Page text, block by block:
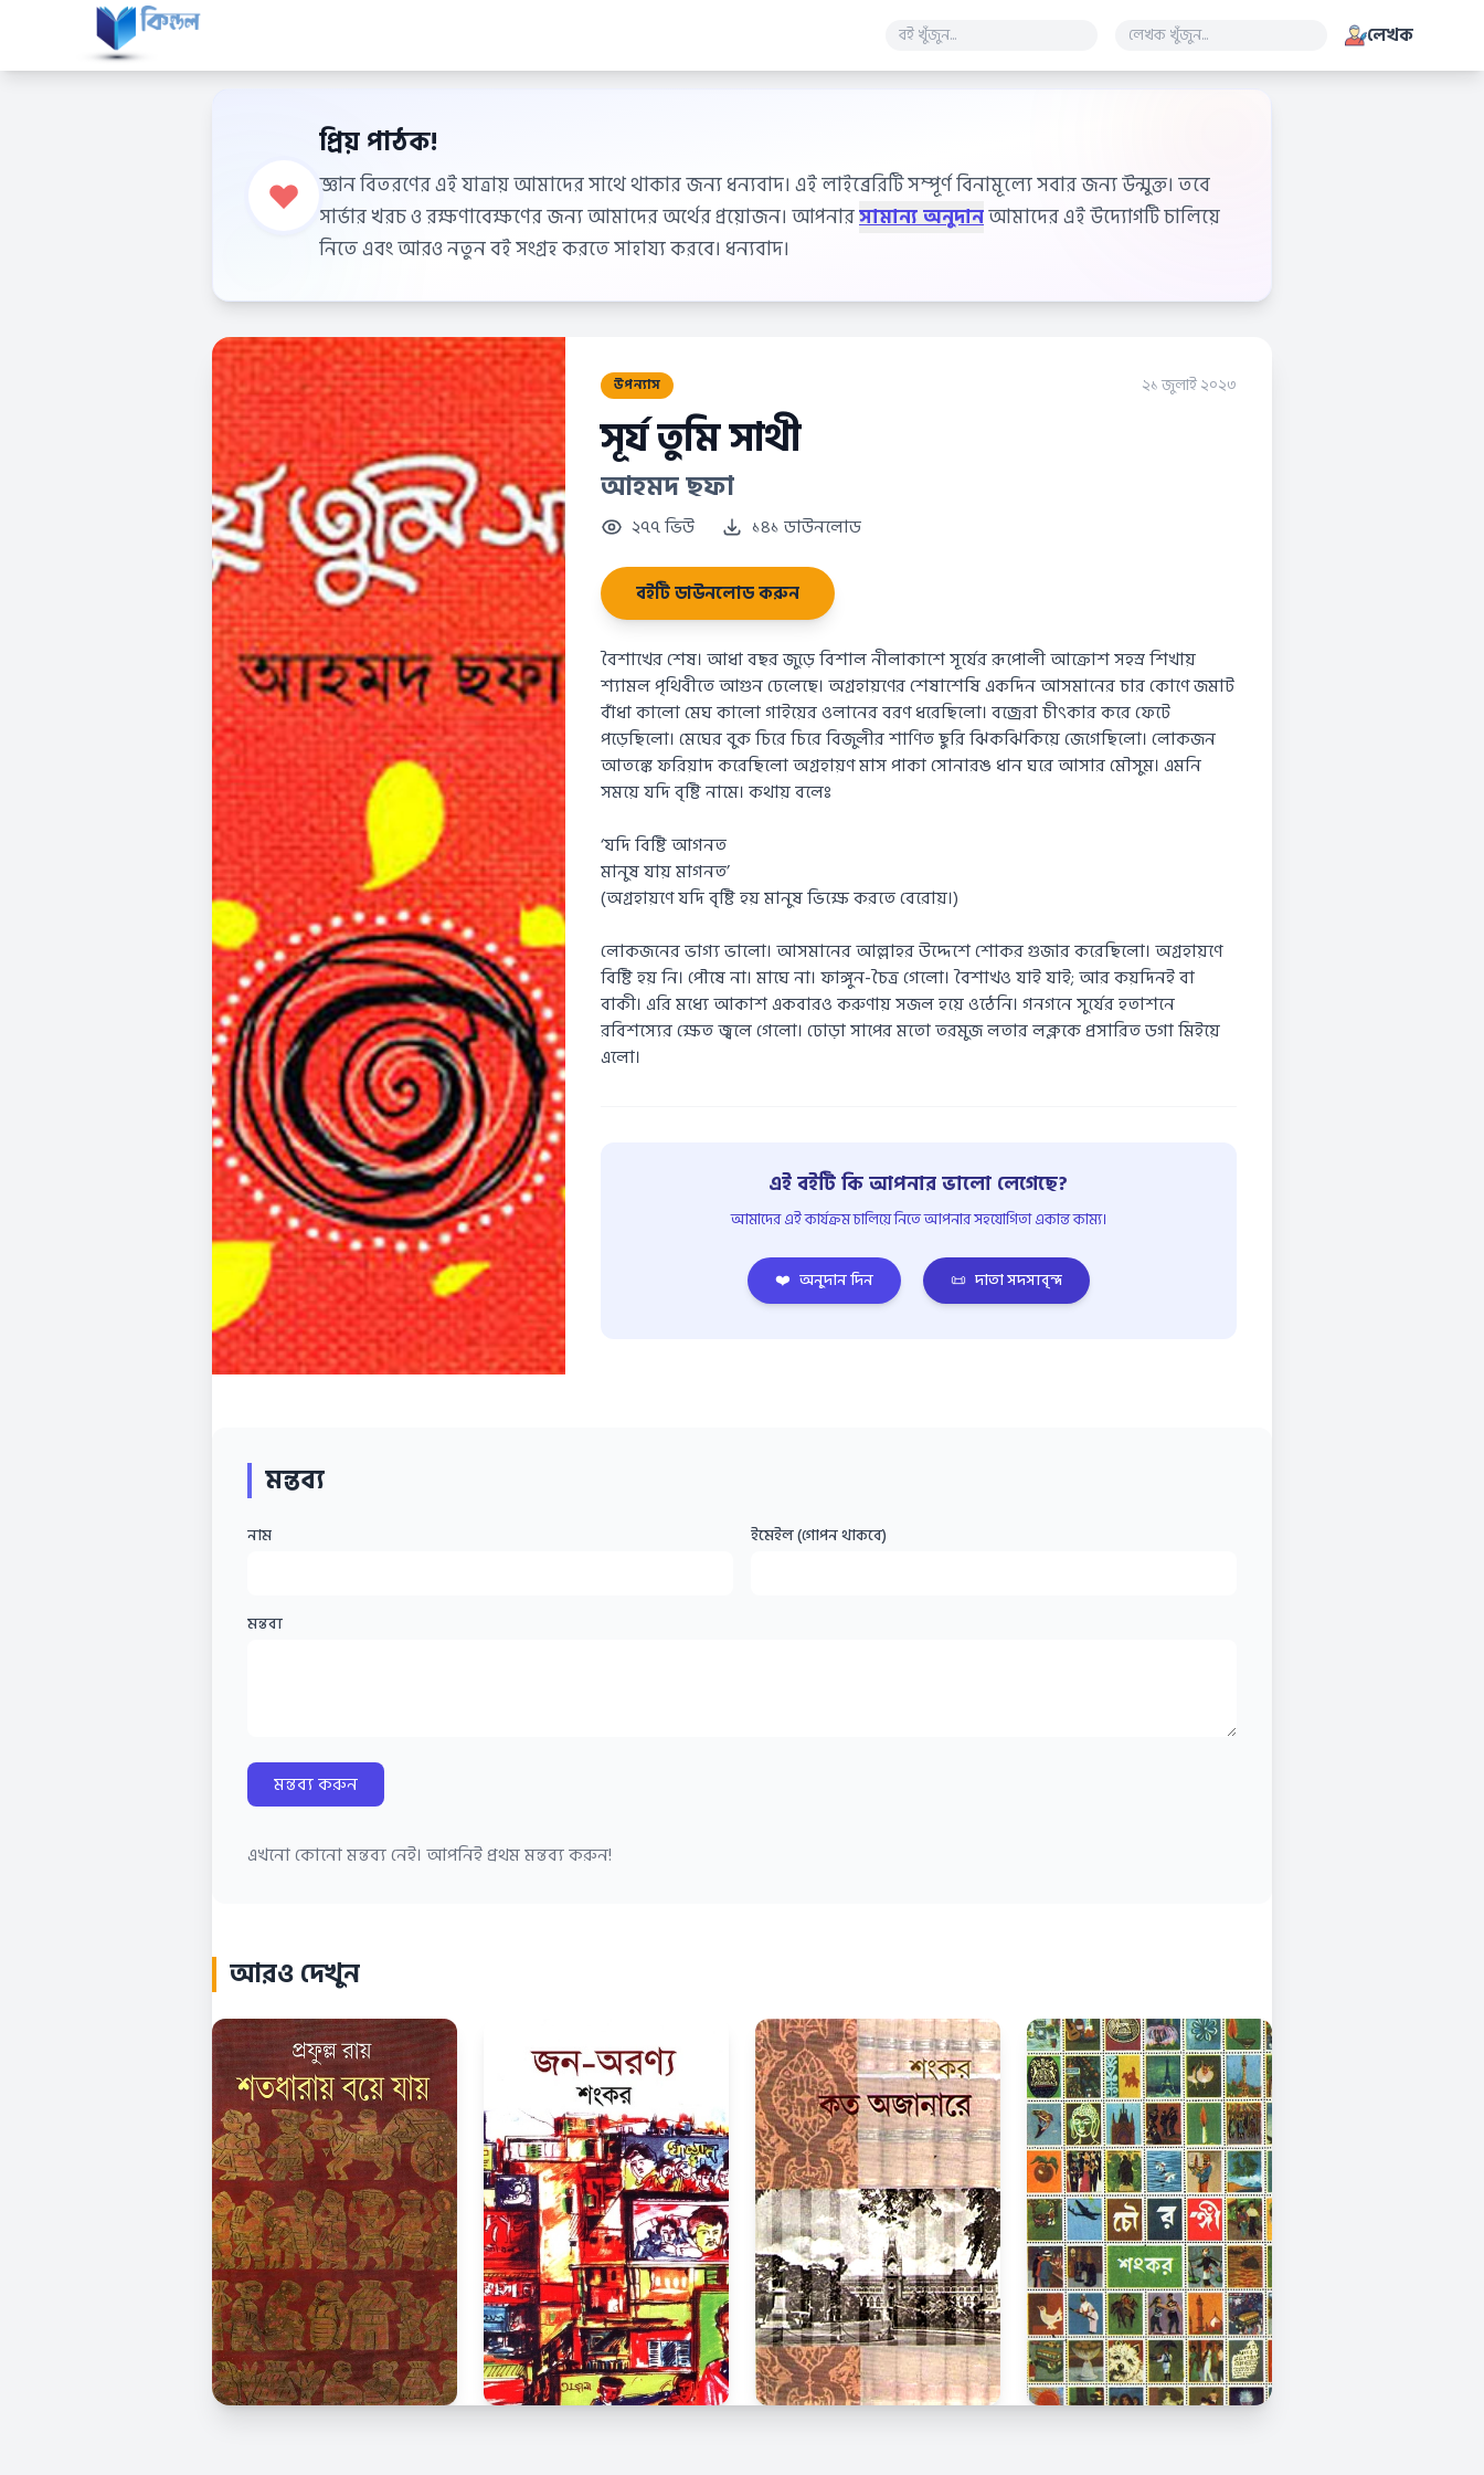
লেখক
প্রিয় পাঠক!
জ্ঞান বিতরণের এই যাত্রায় আমাদের সাথে থাকার জন্য ধন্যবাদ। এই লাইব্রেরিটি সম্পূর্ণ বিনামূল্যে সবার জন্য উন্মুক্ত। তবে
সার্ভার খরচ ও রক্ষণাবেক্ষণের জন্য আমাদের অর্থের প্রয়োজন। আপনার
সামান্য অনুদানআমাদের এই উদ্যোগটি চালিয়ে
নিতে এবং আরও নতুন বই সংগ্রহ করতে সাহায্য করবে। ধন্যবাদ।
উপন্যাস ২১ জুলাই ২০২৩
সূর্য তুমি সাথী
আহমদ ছফা
২৭৭ ভিউ ১৪১ ডাউনলোড
বইটি ডাউনলোড করুন
বৈশাখের শেষ। আধা বছর জুড়ে বিশাল নীলাকাশে সূর্যের রূপোলী আক্রোশ সহস্র শিখায়
শ্যামল পৃথিবীতে আগুন ঢেলেছে। অগ্রহায়ণের শেষাশেষি একদিন আসমানের চার কোণে জমাট
বাঁধা কালো মেঘ কালো গাইয়ের ওলানের বরণ ধরেছিলো। বজ্রেরা চীৎকার করে ফেটে
পড়েছিলো। মেঘের বুক চিরে চিরে বিজুলীর শাণিত ছুরি ঝিকঝিকিয়ে জেগেছিলো। লোকজন
আতঙ্কে ফরিয়াদ করেছিলো অগ্রহায়ণ মাস পাকা সোনারঙ ধান ঘরে আসার মৌসুম। এমনি
সময়ে যদি বৃষ্টি নামে। কথায় বলেঃ
‘যদি বিষ্টি আগনত
মানুষ যায় মাগনত’
(অগ্রহায়ণে যদি বৃষ্টি হয় মানুষ ভিক্ষে করতে বেরোয়।)
লোকজনের ভাগ্য ভালো। আসমানের আল্লাহর উদ্দেশে শোকর গুজার করেছিলো। অগ্রহায়ণে
বিষ্টি হয় নি। পৌষে না। মাঘে না। ফাঙ্গুন-চৈত্র গেলো। বৈশাখও যাই যাই; আর কয়দিনই বা
বাকী। এরি মধ্যে আকাশ একবারও করুণায় সজল হয়ে ওঠেনি। গনগনে সুর্যের হতাশনে
রবিশস্যের ক্ষেত জ্বলে গেলো। ঢোড়া সাপের মতো তরমুজ লতার লক্লকে প্রসারিত ডগা মিইয়ে
এলো।
এই বইটি কি আপনার ভালো লেগেছে?
আমাদের এই কার্যক্রম চালিয়ে নিতে আপনার সহযোগিতা একান্ত কাম্য।
❤️ অনুদান দিন 📜 দাতা সদস্যবৃন্দ
মন্তব্য
নাম ইমেইল (গোপন থাকবে)
মন্তব্য
মন্তব্য করুন
এখনো কোনো মন্তব্য নেই। আপনিই প্রথম মন্তব্য করুন!
আরও দেখুন